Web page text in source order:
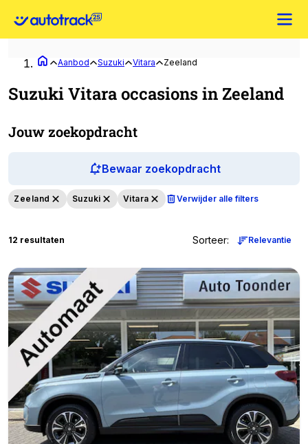
Aanbod Suzuki Vitara Zeeland
Suzuki Vitara occasions in Zeeland
Jouw zoekopdracht
Bewaar zoekopdracht
Zeeland Suzuki Vitara Verwijder alle filters
12 resultaten Sorteer: Relevantie